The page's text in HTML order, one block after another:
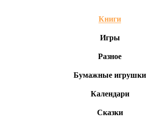
Книги
Игры
Разное
Бумажные игрушки
Календари
Сказки